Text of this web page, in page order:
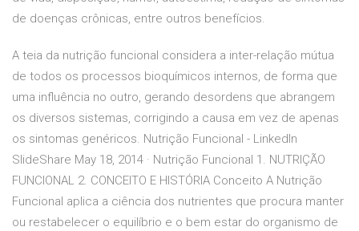
de doenças crônicas, entre outros benefícios.
A teia da nutrição funcional considera a inter-relação mútua
de todos os processos bioquímicos internos, de forma que
uma influência no outro, gerando desordens que abrangem
os diversos sistemas, corrigindo a causa em vez de apenas
os sintomas genéricos. Nutrição Funcional - LinkedIn
SlideShare May 18, 2014 · Nutrição Funcional 1. NUTRIÇÃO
FUNCIONAL 2. CONCEITO E HISTÓRIA Conceito A Nutrição
Funcional aplica a ciência dos nutrientes que procura manter
ou restabelecer o equilíbrio e o bem estar do organismo de